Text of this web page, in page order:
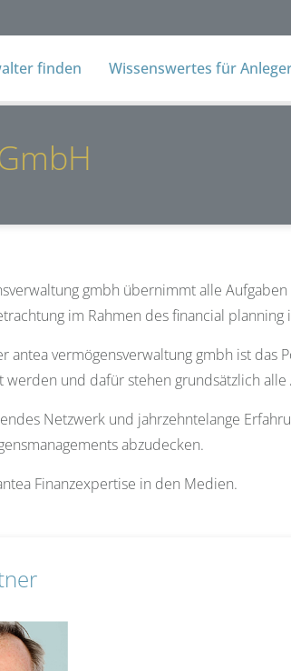
finden Wissenswertes für
gmbh übernimmt alle
im Rahmen des financial
antea vermögensverwaltung gmbh ist
werden und dafür stehen grundsätzlich
Netzwerk und jahrzehntelange
abzudecken.
Finanzexpertise in den Medien.